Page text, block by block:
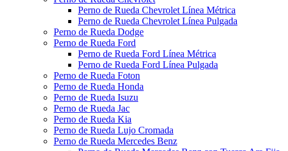
Perno de Rueda Chevrolet Línea Métrica
Perno de Rueda Chevrolet Línea Pulgada
Perno de Rueda Dodge
Perno de Rueda Ford
Perno de Rueda Ford Línea Métrica
Perno de Rueda Ford Línea Pulgada
Perno de Rueda Foton
Perno de Rueda Honda
Perno de Rueda Isuzu
Perno de Rueda Jac
Perno de Rueda Kia
Perno de Rueda Lujo Cromada
Perno de Rueda Mercedes Benz